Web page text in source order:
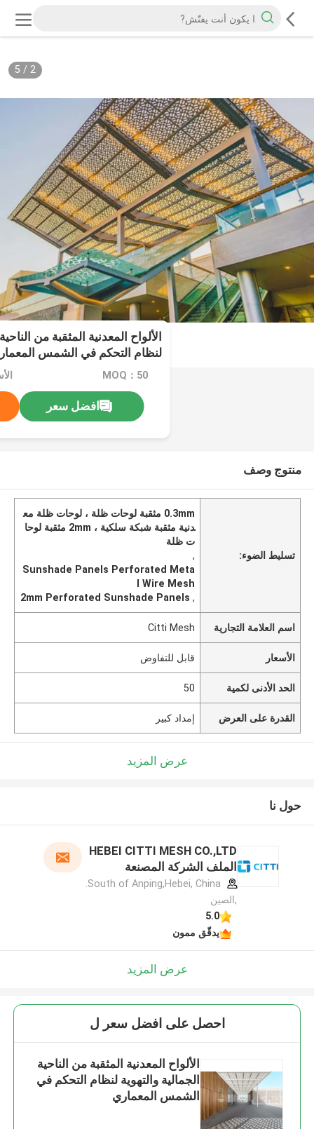
2
/
5
الألواح المعدنية المثقبة من
لنظام التحكم في الشمس
MOQ：50
افضل سعر
منتوج وصف
تسليط الضوء:
0.3mm مثقبة لوحات ظلة ، لوحات ظلة مع
دنية مثقبة شبكة سلكية ، 2mm مثقبة لوحا
ت ظلة
,
Sunshade Panels Perforated Meta
l Wire Mesh
,
2mm Perforated Sunshade Panels
اسم العلامة التجارية Citti Mesh
الأسعار قابل للتفاوض
الحد الأدنى لكمية 50
القدرة على العرض إمداد كبير
عرض المزيد
حول نا
HEBEI CITTI MESH CO.,LTD
الملف الشركة المصنعة
,الصين
5.0
يدقّق ممون
عرض المزيد
احصل على افضل سعر ل
الألواح المعدنية المثقبة من الناحية
الجمالية والتهوية لنظام التحكم في
الشمس المعماري